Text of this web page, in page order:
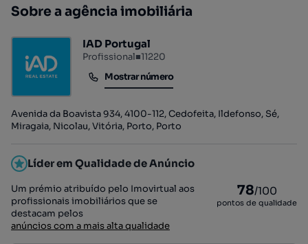
Sobre a agência imobiliária
IAD Portugal
Profissional■11220
Mostrar número
Mostrar número
Avenida da Boavista 934, 4100-112, Cedofeita, Ildefonso, Sé,
Miragaia, Nicolau, Vitória, Porto, Porto
Líder em Qualidade de Anúncio
Um prémio atribuído pelo Imovirtual aos
profissionais imobiliários que se
destacam pelos
anúncios com a mais alta qualidade
78/100
pontos de qualidade